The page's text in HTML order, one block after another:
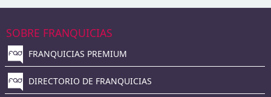
SOBRE FRANQUICIAS
FRANQUICIAS PREMIUM
DIRECTORIO DE FRANQUICIAS